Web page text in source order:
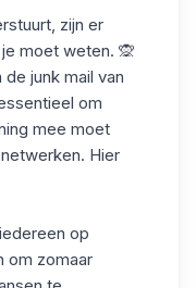
zijn er
moet weten. 🙊
de junk mail van
om
mee moet
Hier
op
om zomaar